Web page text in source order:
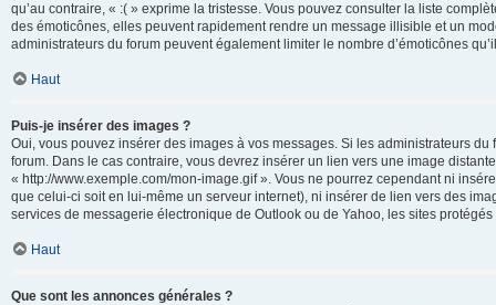
qu’au contraire, « :( » exprime la tristesse. Vous pouvez consulter la liste
des émoticônes, elles peuvent rapidement rendre un message illisible et un
administrateurs du forum peuvent également limiter le nombre d’émoticônes
Haut
Puis-je insérer des images ?
Oui, vous pouvez insérer des images à vos messages. Si les administrateurs
forum. Dans le cas contraire, vous devrez insérer un lien vers une image
« http://www.exemple.com/mon-image.gif ». Vous ne pourrez cependant ni
que celui-ci soit en lui-même un serveur internet), ni insérer de lien vers des
services de messagerie électronique de Outlook ou de Yahoo, les sites
Haut
Que sont les annonces générales ?